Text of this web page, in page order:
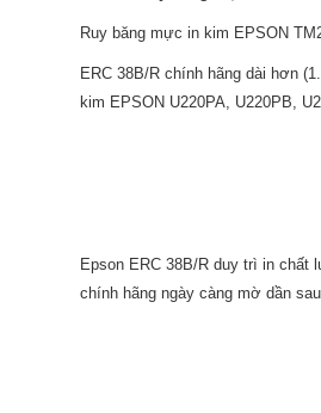
Ruy băng mực in kim EPSON
ERC 38B/R chính hãng dài hơn
kim EPSON U220PA, U220PB,
Epson ERC 38B/R duy trì in chất
chính hãng ngày càng mờ dần